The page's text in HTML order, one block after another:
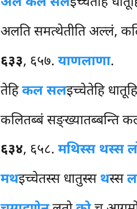
अलति समत्थेतीति अल्लं,
६३३, ६५७.याणलाणा.
तेहिकल सलइच्चेतेहि
कलितब्बं सङ्ख्यातब्बन्ति
६३४, ६५८.मथिस्स थस्स
मथइच्चेतस्स धातुस्स थस्स